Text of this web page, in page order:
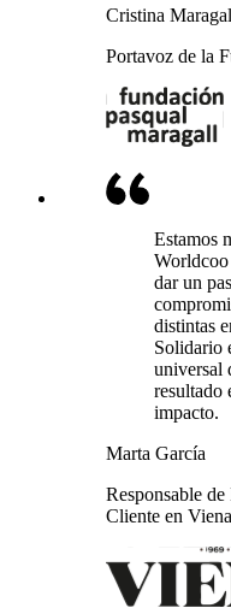
Cristina
Portavoz de la
Estamos
dar un
distintas
Solidario
universal
resultado
impacto.
Marta García
Responsable
Cliente en Viena